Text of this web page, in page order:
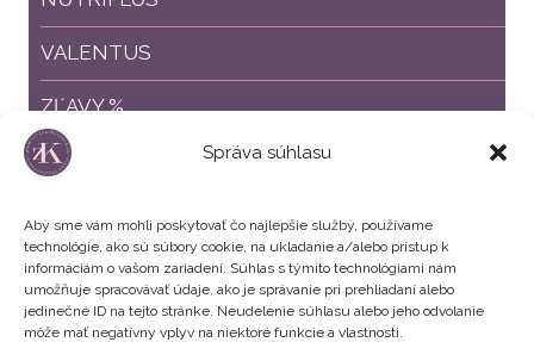
Správa súhlasu
Aby sme vám mohli poskytovať čo najlepšie služby, používame
technológie, ako sú súbory cookie, na ukladanie a/alebo prístup k
informáciám o vašom zariadení. Súhlas s týmito technológiami nám
umožňuje spracovávať údaje, ako je správanie pri prehliadaní alebo
jedinečné ID na tejto stránke. Neudelenie súhlasu alebo jeho odvolanie
môže mať negatívny vplyv na niektoré funkcie a vlastnosti.
VALENTUS
ZĽAVY %
ZVÝHODNENÉ BALÍČKY